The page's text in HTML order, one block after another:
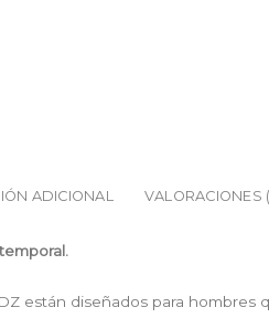
ADICIONAL VALORACIONES
están diseñados para